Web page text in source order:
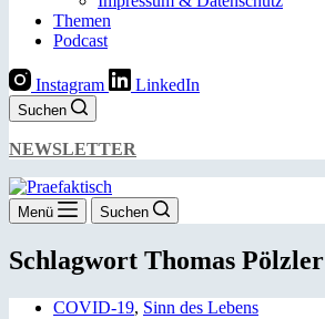
Themen
Podcast
Instagram LinkedIn
Suchen
NEWSLETTER
Menü Suchen
Schlagwort Thomas Pölzler
COVID-19, Sinn des Lebens